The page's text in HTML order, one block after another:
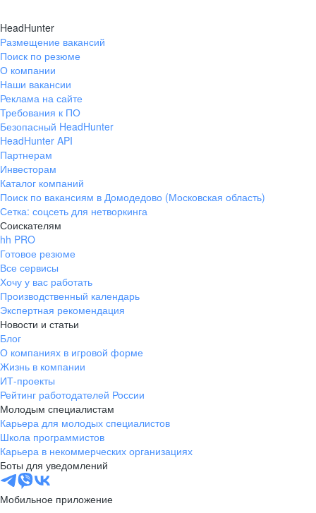
HeadHunter
Размещение вакансий
Поиск по резюме
О компании
Наши вакансии
Реклама на сайте
Требования к ПО
Безопасный HeadHunter
HeadHunter API
Партнерам
Инвесторам
Каталог компаний
Поиск по вакансиям в Домодедово (Московская область)
Сетка: соцсеть для нетворкинга
Соискателям
hh PRO
Готовое резюме
Все сервисы
Хочу у вас работать
Производственный календарь
Экспертная рекомендация
Новости и статьи
Блог
О компаниях в игровой форме
Жизнь в компании
ИТ-проекты
Рейтинг работодателей России
Молодым специалистам
Карьера для молодых специалистов
Школа программистов
Карьера в некоммерческих организациях
Боты для уведомлений
Мобильное приложение